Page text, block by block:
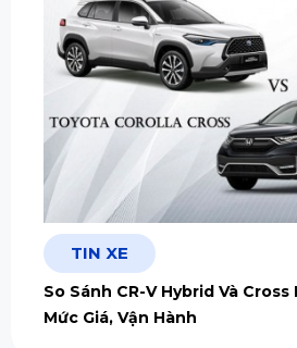
TIN XE
So Sánh CR-V Hybrid Và
Mức Giá, Vận Hành